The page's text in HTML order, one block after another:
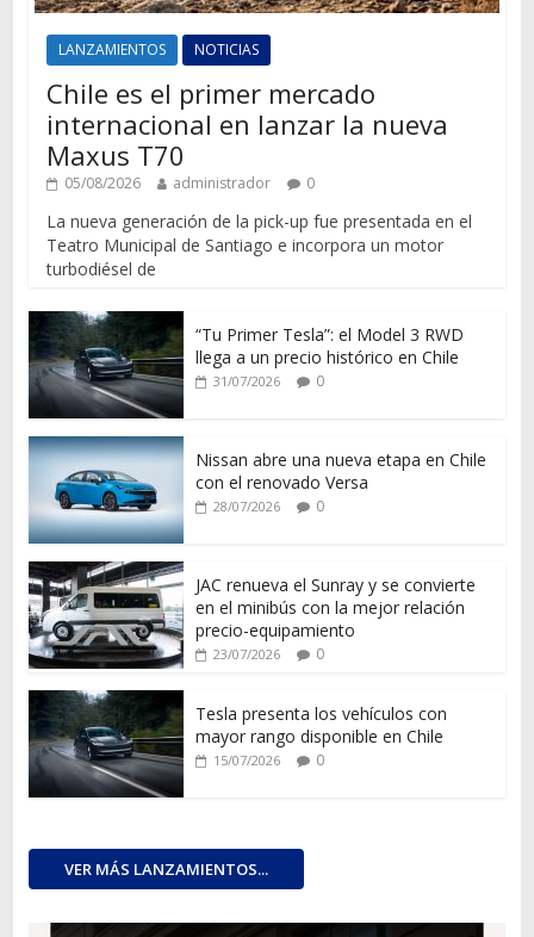
LANZAMIENTOS NOTICIAS
Chile es el primer mercado
internacional en lanzar la nueva
Maxus T70
05/08/2026 administrador 0
La nueva generación de la pick-up fue presentada en el
Teatro Municipal de Santiago e incorpora un motor
turbodiésel de
“Tu Primer Tesla”: el Model 3 RWD
llega a un precio histórico en Chile
31/07/2026 0
Nissan abre una nueva etapa en Chile
con el renovado Versa
28/07/2026 0
JAC renueva el Sunray y se convierte
en el minibús con la mejor relación
precio-equipamiento
23/07/2026 0
Tesla presenta los vehículos con
mayor rango disponible en Chile
15/07/2026 0
VER MÁS LANZAMIENTOS...